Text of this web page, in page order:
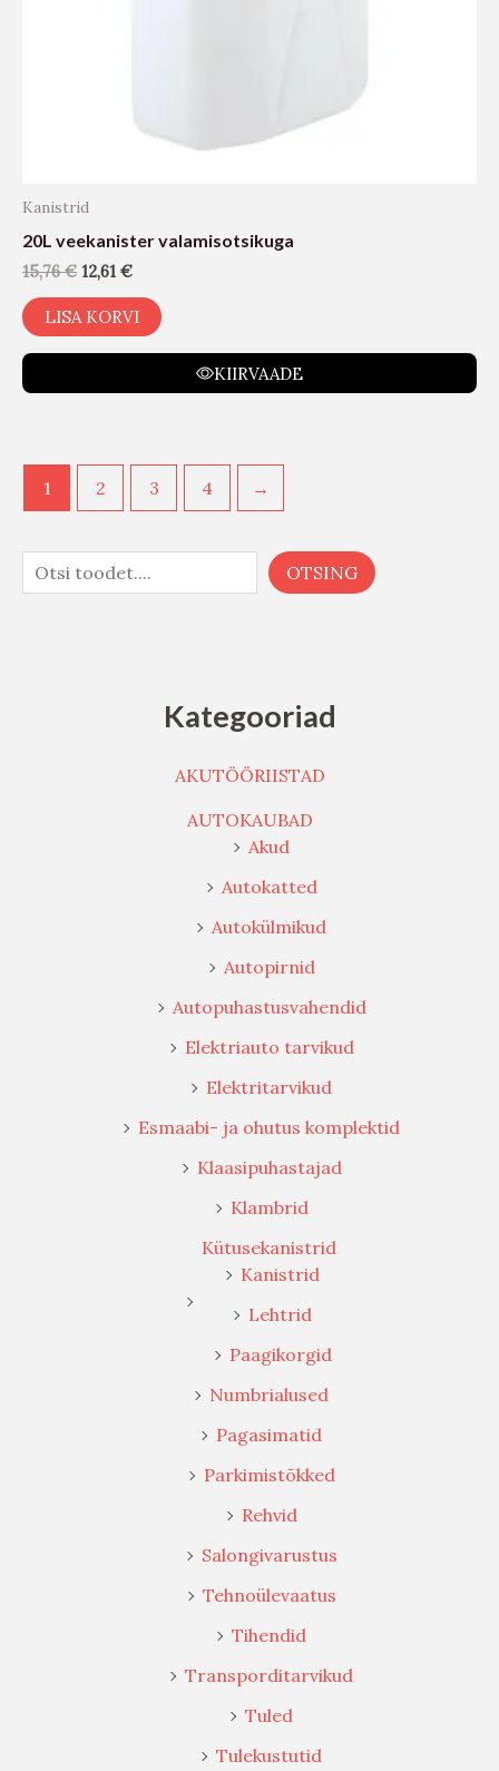
OTSING
Kategooriad
AKUTÖÖRIISTAD
AUTOKAUBAD
Akud
Autokatted
Autokülmikud
Autopirnid
Autopuhastusvahendid
Elektriauto tarvikud
Elektritarvikud
Esmaabi- ja ohutus komplektid
Klaasipuhastajad
Klambrid
Kütusekanistrid
Kanistrid
Lehtrid
Paagikorgid
Numbrialused
Pagasimatid
Parkimistõkked
Rehvid
Salongivarustus
Tehnoülevaatus
Tihendid
Transporditarvikud
Tuled
Tulekustutid
Kanistrid
20L veekanister valamisotsikuga
15,76€ 12,61 €
LISA KORVI
KIIRVAADE
1 2 3 4 →